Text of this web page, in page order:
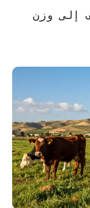
إلى وزن